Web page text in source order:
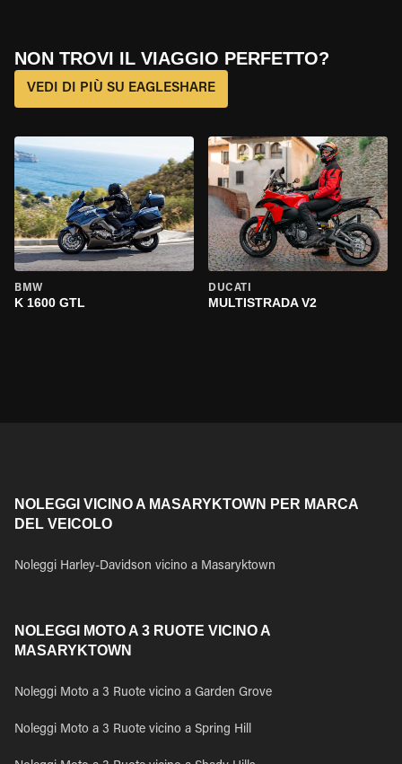
NON TROVI IL VIAGGIO PERFETTO?
VEDI DI PIÙ SU EAGLESHARE
BMW
K 1600 GTL
DUCATI
MULTISTRADA V2
NOLEGGI VICINO A MASARYKTOWN PER MARCA
DEL VEICOLO
Noleggi Harley-Davidson vicino a Masaryktown
NOLEGGI MOTO A 3 RUOTE VICINO A
MASARYKTOWN
Noleggi Moto a 3 Ruote vicino a Garden Grove
Noleggi Moto a 3 Ruote vicino a Spring Hill